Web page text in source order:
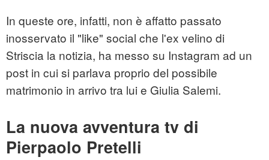
In queste ore, infatti, non è affatto passato
inosservato il "like" social che l'ex velino di
Striscia la notizia, ha messo su Instagram ad un
post in cui si parlava proprio del possibile
matrimonio in arrivo tra lui e Giulia Salemi.
La nuova avventura tv di
Pierpaolo Pretelli